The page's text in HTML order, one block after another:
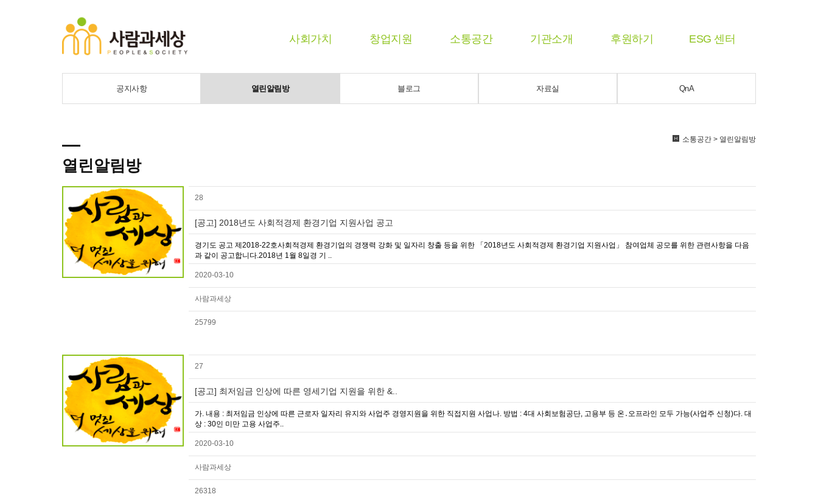
사회가치 창업지원 소통공간 기관소개 후원하기 ESG 센터
공지사항 열린알림방 블로그 자료실 QnA
소통공간 > 열린알림방
열린알림방
28
[공고] 2018년도 사회적경제 환경기업 지원사업 공고
경기도 공고 제2018-22호사회적경제 환경기업의 경쟁력 강화 및 일자리 창출 등을 위한 「2018년도 사회적경제 환경기업 지원사업」 참여업체 공모를 위한 관련사항을 다음
과 같이 공고합니다.2018년 1월 8일경 기 ..
2020-03-10
사람과세상
25799
27
[공고] 최저임금 인상에 따른 영세기업 지원을 위한 &..
가. 내용 : 최저임금 인상에 따른 근로자 일자리 유지와 사업주 경영지원을 위한 직접지원 사업나. 방법 : 4대 사회보험공단, 고용부 등 온․오프라인 모두 가능(사업주 신청)다. 대
상 : 30인 미만 고용 사업주..
2020-03-10
사람과세상
26318